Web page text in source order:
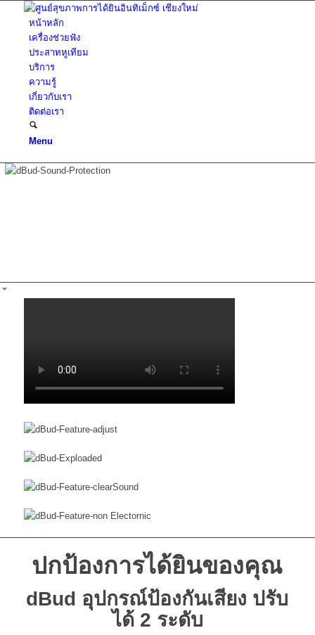
หน้าหลัก
เครื่องช่วยฟัง
ประสาทหูเทียม
บริการ
ความรู้
เกี่ยวกับเรา
ติดต่อเรา
Menu
ปกป้องการได้ยินของคุณ
dBud อุปกรณ์ป้องกันเสียง ปรับ
ได้ 2 ระดับ